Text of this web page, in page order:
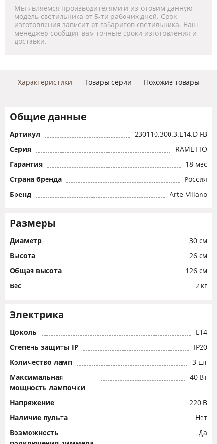
Мы являемся производителями и изготовим данную
модель светильника от 5-ти рабочих дней. Срок
изготовления зависит от габаритов светильника. Наш
менеджер сообщит вам точные сроки изготовления и
доставки.
Характеристики Товары серии Похожие товары
Общие данные
Артикул
230110.300.3.E14.D FB
Серия
RAMETTO
Гарантия
18 мес
Страна бренда
Россия
Бренд
Arte Milano
Размеры
Диаметр
30 см
Высота
26 см
Общая высота
126 см
Вес
2 кг
Электрика
Цоколь
E14
Степень защиты IP
IP20
Количество ламп
3 шт
Максимальная
мощность лампочки
40 Вт
Напряжение
220 В
Наличие пульта
Нет
Возможность
Да